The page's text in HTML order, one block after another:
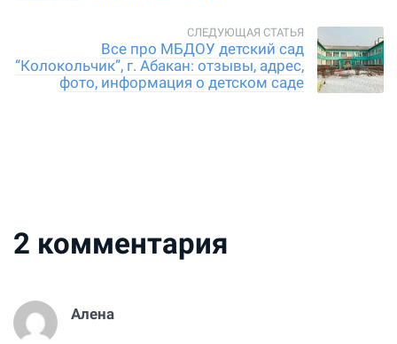
Все про МБДОУ детский сад
“Колокольчик”, г. Абакан: отзывы, адрес,
фото, информация о детском саде
2 комментария
Алена